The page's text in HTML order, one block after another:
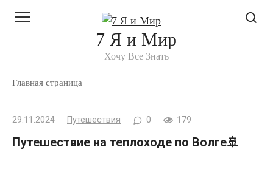
7 Я и Мир
Хочу Все Знать
Главная страница
29.11.2024 Путешествия 0 179
Путешествие на теплоходе по Волге🚢